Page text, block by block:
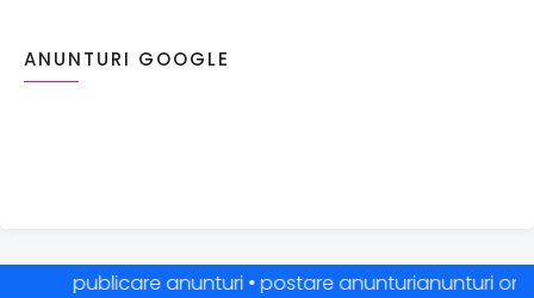
ANUNTURI GOOGLE
publicare anunturi • postare anunturianunturi